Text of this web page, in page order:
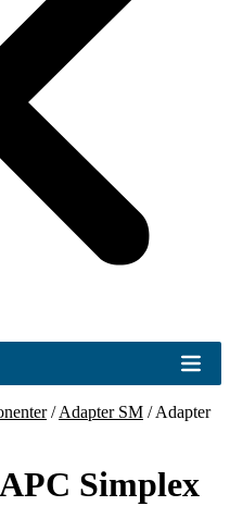
/Adapter SM /Adapter
Simplex